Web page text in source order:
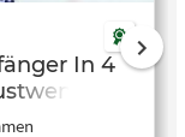
In 4
YouTube